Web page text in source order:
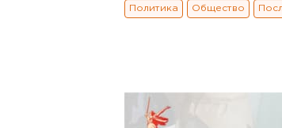
Политика Общество